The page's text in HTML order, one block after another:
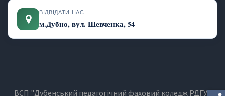
ВІДВІДАТИ НАС
м.Дубно, вул. Шевченка, 54
ВСП "Дубенський педагогічний фаховий коледж РДГУ"